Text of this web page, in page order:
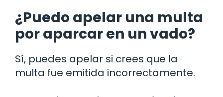
¿Puedo apelar una multa
por aparcar en un vado?
Sí, puedes apelar si crees que la
multa fue emitida incorrectamente.